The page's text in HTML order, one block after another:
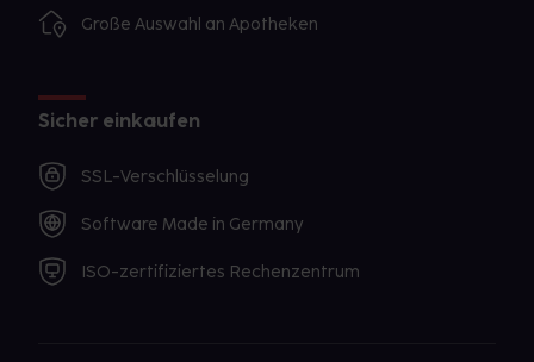
Große Auswahl an Apotheken
Sicher einkaufen
SSL-Verschlüsselung
Software Made in Germany
ISO-zertifiziertes Rechenzentrum